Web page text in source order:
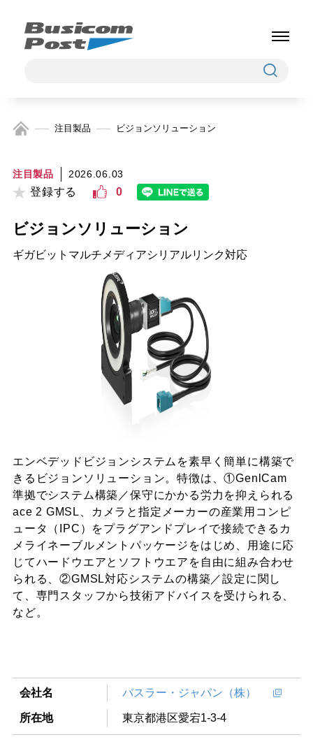
注目製品 ビジョンソリューション
注目製品 2026.06.03
登録する 0
ビジョンソリューション
ギガビットマルチメディアシリアルリンク対応
エンベデッドビジョンシステムを素早く簡単に構築で
きるビジョンソリューション。特徴は、①GenlCam
準拠でシステム構築／保守にかかる労力を抑えられる
ace 2 GMSL、カメラと指定メーカーの産業用コンピ
ュータ（IPC）をプラグアンドプレイで接続できるカ
メライネーブルメントパッケージをはじめ、用途に応
じてハードウエアとソフトウエアを自由に組み合わせ
られる、②GMSL対応システムの構築／設定に関し
て、専門スタッフから技術アドバイスを受けられる、
など。
会社名 バスラー・ジャパン（株）
所在地 東京都港区愛宕1-3-4